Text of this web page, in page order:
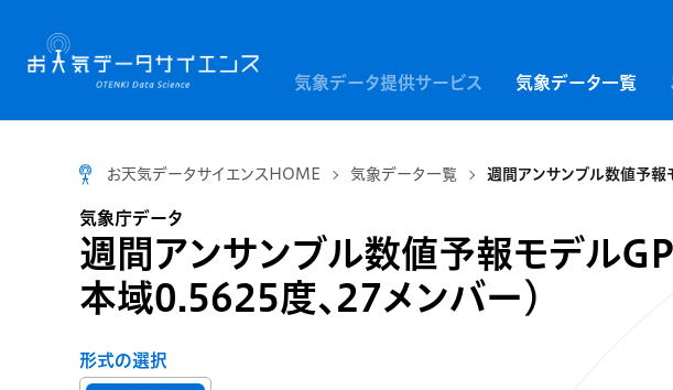
気象データ提供サービス 気象データ一覧
お天気データサイエンスHOME 気象データ一覧 週間アンサンブル数値予報
気象庁データ
週間アンサンブル数値予報モデル
本域0.5625度、27メンバー）
形式の選択